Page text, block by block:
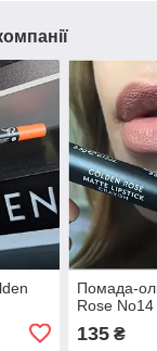
Помада-
Rose No14
135₴